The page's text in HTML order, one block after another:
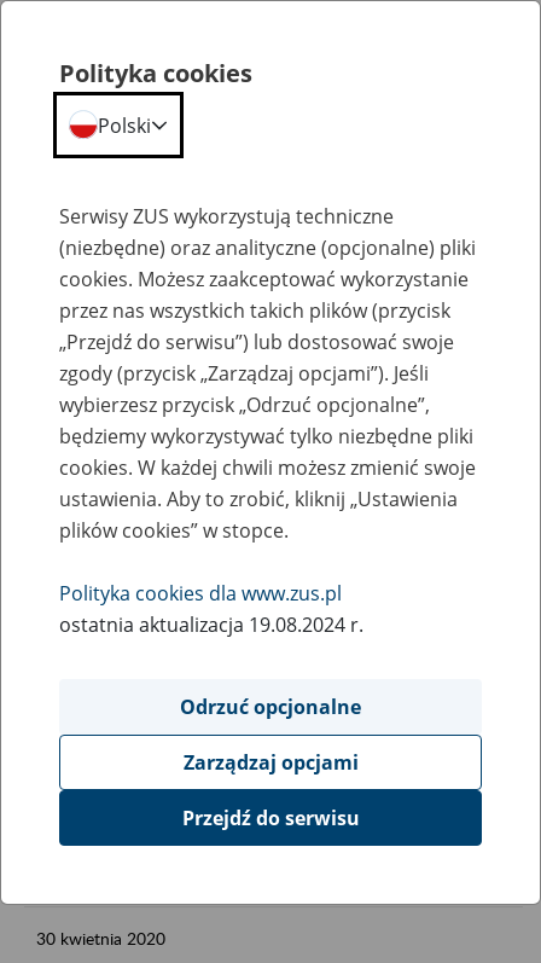
Aktualności
Inne
maja 2020
do ZUS? Jak skorzystać z rozwiązań Tarczy Antykryzysowej i
innych rozwiązań oferowanych przez ZUS?
Nadal wstrzymane wyjazdy do ośrodków rehabilitacyjnych na
rehabilitację leczniczą w ramach prewencji rentowej ZUS
Wydłużenie dodatkowego zasiłku opiekuńczego na kolejny
30 kwietnia 2020
Polityka cookies
Polski
Serwisy ZUS wykorzystują techniczne
(niezbędne) oraz analityczne (opcjonalne) pliki
cookies. Możesz zaakceptować wykorzystanie
przez nas wszystkich takich plików (przycisk
„Przejdź do serwisu”) lub dostosować swoje
zgody (przycisk „Zarządzaj opcjami”). Jeśli
wybierzesz przycisk „Odrzuć opcjonalne”,
będziemy wykorzystywać tylko niezbędne pliki
cookies. W każdej chwili możesz zmienić swoje
ustawienia. Aby to zrobić, kliknij „Ustawienia
plików cookies” w stopce.
Polityka cookies dla www.zus.pl
ostatnia aktualizacja 19.08.2024 r.
Odrzuć opcjonalne
Zarządzaj opcjami
Przejdź do serwisu